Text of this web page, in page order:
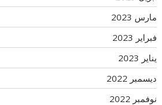
مارس 2023
فبراير 2023
يناير 2023
ديسمبر 2022
نوفمبر 2022